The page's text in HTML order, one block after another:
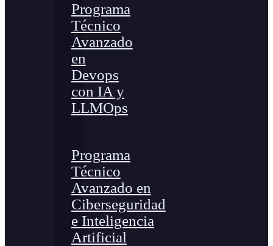
Programa
Técnico
Avanzado
en
Devops
con IA y
LLMOps
Programa
Técnico
Avanzado en
Ciberseguridad
e Inteligencia
Artificial